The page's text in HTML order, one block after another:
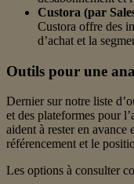
Custora (par
Custora offre des
d’achat et la
Outils pour une
Dernier sur notre liste
et des plateformes pour
aident à rester en avance
référencement et le
Les options à consulter